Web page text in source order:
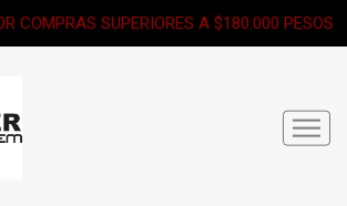
COMPRAS SUPERIORES A $180.000 PESOS